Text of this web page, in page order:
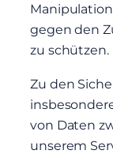
gegen den
zu schützen.
Zu den
von Daten
unserem